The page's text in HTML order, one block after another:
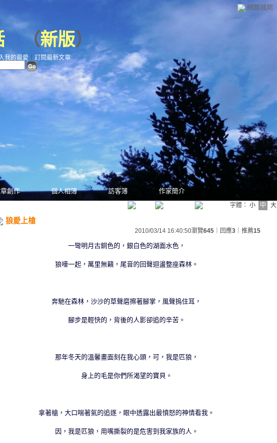
網路城邦
（新版）
創作 個人相簿 訪客簿 作家簡介
我的最愛｜訂閱最新文章
字體： 小 中 大
狼愛上槍
2010/03/14 16:40:50瀏覽645 ｜回應3 ｜推薦15
一彎明月古銅色的，銀白色的湖面水色，
狼嚎一起，萬里無籟，尾音的回聲迴盪整座森林。
奔馳在森林，沙沙的草聲磨擦著腳掌，風聲摀住耳，
腳步是輕快的，背後的人影卻追的辛苦。
那年冬天的溫馨畫面刻在我心頭，可，我是匹狼，
身上的毛是你們所渴望的寶貝。
拿著槍，大口喘著氣的追逐，眼中透露出最憤怒的神情看我。
因，我是匹狼，用嘴撕裂的是危害到我家族的人。